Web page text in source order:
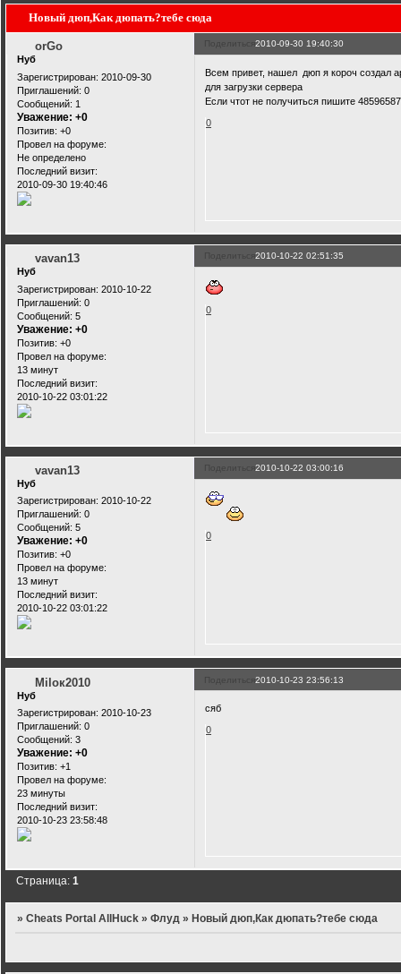
Новый дюп,Как дюпать?тебе сюда
Поделиться2010-09-30 19:40:30
orGo
Нуб
Зарегистрирован: 2010-09-30
Приглашений: 0
Сообщений: 1
Уважение: +0
Позитив: +0
Провел на форуме:
Не определено
Последний визит:
2010-09-30 19:40:46
Всем привет, нашел дюп я короч создал
для загрузки сервера
Если чтот не получиться пишите
0
Поделиться2010-10-22 02:51:35
vavan13
Нуб
Зарегистрирован: 2010-10-22
Приглашений: 0
Сообщений: 5
Уважение: +0
Позитив: +0
Провел на форуме:
13 минут
Последний визит:
2010-10-22 03:01:22
0
Поделиться2010-10-22 03:00:16
vavan13
Нуб
Зарегистрирован: 2010-10-22
Приглашений: 0
Сообщений: 5
Уважение: +0
Позитив: +0
Провел на форуме:
13 минут
Последний визит:
2010-10-22 03:01:22
0
Поделиться2010-10-23 23:56:13
Miloк2010
Нуб
Зарегистрирован: 2010-10-23
Приглашений: 0
Сообщений: 3
Уважение: +0
Позитив: +1
Провел на форуме:
23 минуты
Последний визит:
2010-10-23 23:58:48
сяб
0
Страница:1
»Cheats Portal AllHuck »Флуд »Новый дюп,Как дюпать?тебе сюда